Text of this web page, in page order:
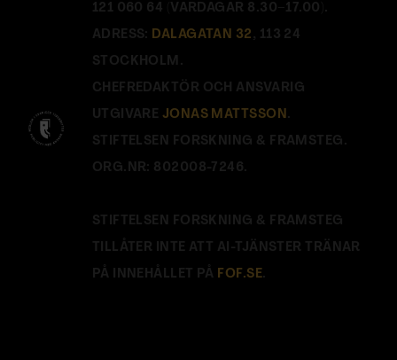
121 060 64 (VARDAGAR 8.30–17.00).
ADRESS: DALAGATAN 32 , 113 24
STOCKHOLM.
CHEFREDAKTÖR OCH ANSVARIG
UTGIVARE JONAS MATTSSON .
STIFTELSEN FORSKNING & FRAMSTEG.
ORG.NR: 802008-7246.
STIFTELSEN FORSKNING & FRAMSTEG
TILLÅTER INTE ATT AI-TJÄNSTER TRÄNAR
PÅ INNEHÅLLET PÅ FOF.SE.